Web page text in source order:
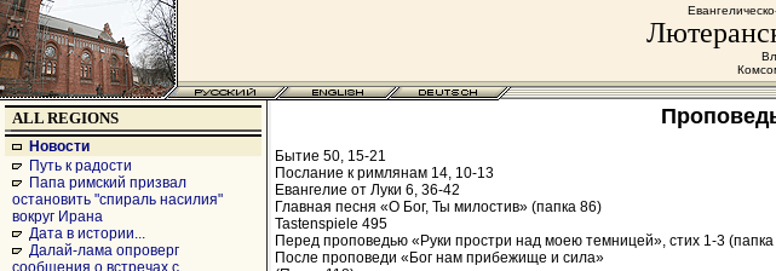
ALL REGIONS
Новости
Путь к радости
Папа римский призвал
остановить "спираль насилия"
вокруг Ирана
Дата в истории...
Далай-лама опроверг
сообщения о встречах с
Бытие 50, 15-21
Послание к римлянам 14, 10-13
Евангелие от Луки 6, 36-42
Главная песня «О Бог, Ты милостив» (папка 86)
Tastenspiele 495
Перед проповедью «Руки простри над моею темницей», стих 1-3 (папка
После проповеди «Бог нам прибежище и сила»